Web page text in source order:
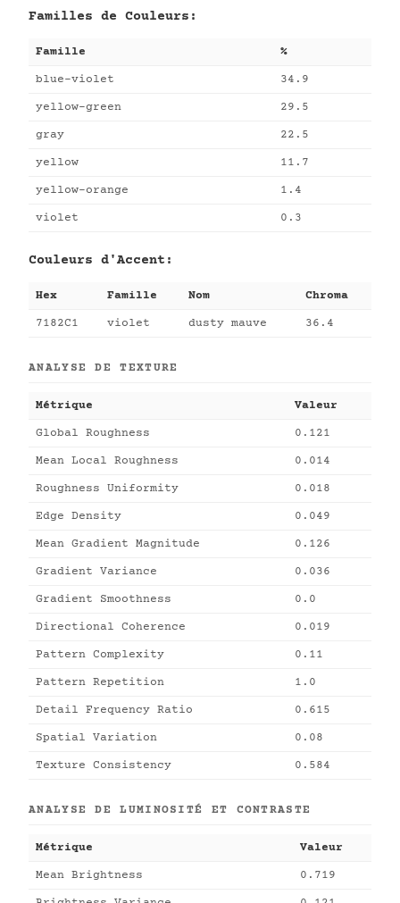
Familles de Couleurs:
Famille %
blue-violet 34.9
yellow-green 29.5
gray 22.5
yellow 11.7
yellow-orange 1.4
violet 0.3
Couleurs d'Accent:
Hex Famille Nom Chroma
7182C1 violet dusty mauve 36.4
ANALYSE DE TEXTURE
Métrique Valeur
Global Roughness 0.121
Mean Local Roughness 0.014
Roughness Uniformity 0.018
Edge Density 0.049
Mean Gradient Magnitude 0.126
Gradient Variance 0.036
Gradient Smoothness 0.0
Directional Coherence 0.019
Pattern Complexity 0.11
Pattern Repetition 1.0
Detail Frequency Ratio 0.615
Spatial Variation 0.08
Texture Consistency 0.584
ANALYSE DE LUMINOSITÉ ET CONTRASTE
Métrique Valeur
Mean Brightness 0.719